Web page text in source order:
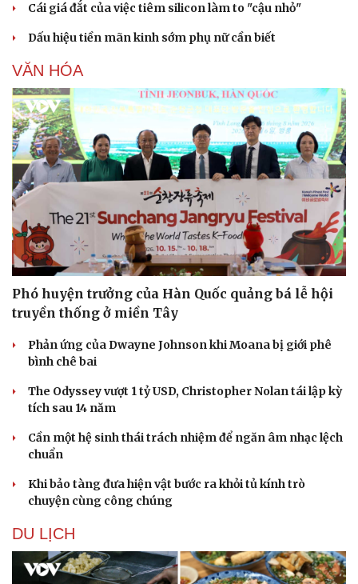
Văn hóa
Sân khấu - Điện ảnh
Văn học
Âm nhạc
Di sản
Giải trí
Nghệ sĩ
Thời trang
Sao Việt
Cái giá đắt của việc tiêm silicon làm to "cậu nhỏ"
Dấu hiệu tiền mãn kinh sớm phụ nữ cần biết
VĂN HÓA
Phó huyện trưởng của Hàn Quốc quảng bá lễ hội
truyền thống ở miền Tây
Phản ứng của Dwayne Johnson khi Moana bị giới phê
bình chê bai
The Odyssey vượt 1 tỷ USD, Christopher Nolan tái lập kỳ
tích sau 14 năm
Cần một hệ sinh thái trách nhiệm để ngăn âm nhạc lệch
chuẩn
Khi bảo tàng đưa hiện vật bước ra khỏi tủ kính trò
chuyện cùng công chúng
DU LỊCH